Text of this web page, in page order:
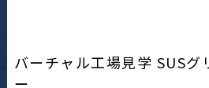
バーチャル工場見学 SUSグ
ー